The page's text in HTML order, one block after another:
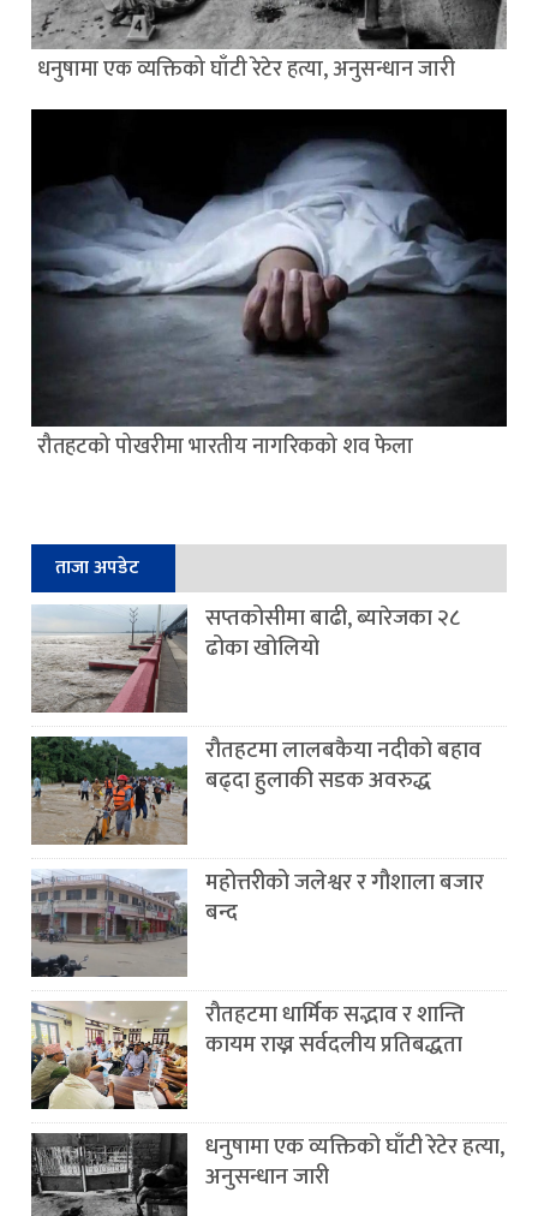
धनुषामा एक व्यक्तिको घाँटी रेटेर हत्या, अनुसन्धान जारी
रौतहटको पोखरीमा भारतीय नागरिकको शव फेला
ताजा अपडेट
सप्तकोसीमा बाढी, ब्यारेजका २८
ढोका खोलियो
रौतहटमा लालबकैया नदीको बहाव
बढ्दा हुलाकी सडक अवरुद्ध
महोत्तरीको जलेश्वर र गौशाला बजार
बन्द
रौतहटमा धार्मिक सद्भाव र शान्ति
कायम राख्न सर्वदलीय प्रतिबद्धता
धनुषामा एक व्यक्तिको घाँटी रेटेर हत्या,
अनुसन्धान जारी